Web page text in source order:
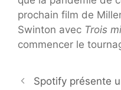
prochain film de
Swinton avec Trois
commencer le
Spotify présente